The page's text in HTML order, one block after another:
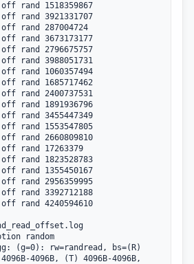
rand 1518359867
rand 3921331707
rand 287004724
rand 3673173177
rand 2796675757
rand 3988051731
rand 1060357494
rand 1685717462
rand 2400737531
rand 1891936796
rand 3455447349
rand 1553547805
rand 2660809810
off rand 17263379
rand 1823528783
rand 1355450167
rand 2956359995
rand 3392712188
rand 4240594610
random
(g=0): rw=randread, bs=(R)
4096B, (T) 4096B-4096B,